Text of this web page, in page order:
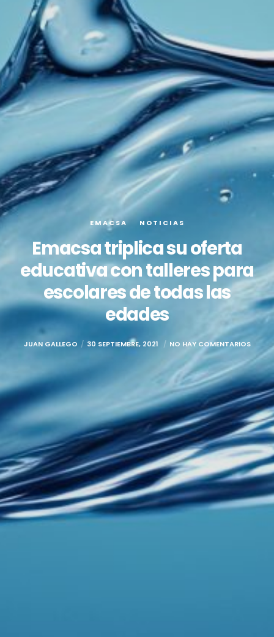
EMACSA NOTICIAS
Emacsa triplica su oferta
educativa con talleres para
escolares de todas las
edades
JUAN GALLEGO 30 SEPTIEMBRE, 2021 NO HAY COMENTARIOS